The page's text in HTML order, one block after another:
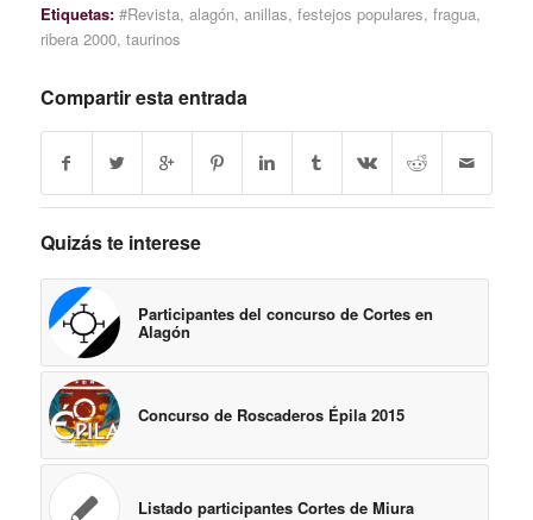
Etiquetas: #Revista, alagón, anillas, festejos populares, fragua,
ribera 2000, taurinos
Compartir esta entrada
Quizás te interese
Participantes del concurso de Cortes en
Alagón
Concurso de Roscaderos Épila 2015
Listado participantes Cortes de Miura